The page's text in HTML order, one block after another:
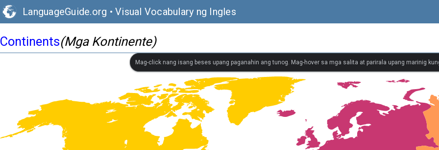
LanguageGuide.org • Visual Vocabulary ng Ingles
Continents(Mga Kontinente)
Mag-click nang isang beses upang paganahin ang tunog. Mag-hover sa mga salita at parirala upang marinig